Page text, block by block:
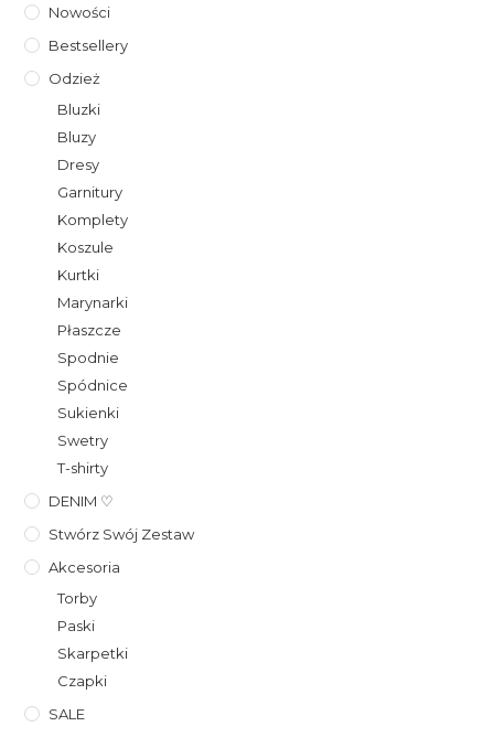
Nowości
Bestsellery
Odzież
Bluzki
Bluzy
Dresy
Garnitury
Komplety
Koszule
Kurtki
Marynarki
Płaszcze
Spodnie
Spódnice
Sukienki
Swetry
T-shirty
DENIM ♡
Stwórz Swój Zestaw
Akcesoria
Torby
Paski
Skarpetki
Czapki
SALE